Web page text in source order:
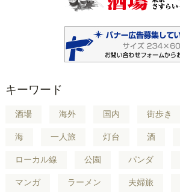
キーワード
酒場 海外 国内 街歩き
海 一人旅 灯台 酒
ローカル線 公園 パンダ
マンガ ラーメン 夫婦旅